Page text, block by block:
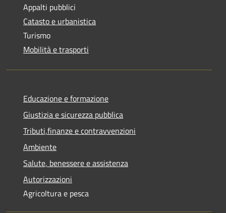
Appalti pubblici
Catasto e urbanistica
Turismo
Mobilità e trasporti
Educazione e formazione
Giustizia e sicurezza pubblica
Tributi,finanze e contravvenzioni
Ambiente
Salute, benessere e assistenza
Autorizzazioni
Agricoltura e pesca